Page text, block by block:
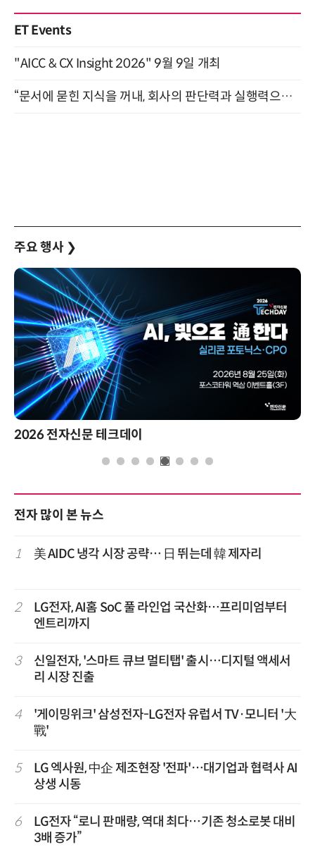
ET Events
"AICC & CX Insight 2026" 9월 9일 개최
“문서에 묻힌 지식을 꺼내, 회사의 판단력과 실행력으로 바꾸다” (8/20)
주요 행사 ❯
2026 전자신문 테크데이
전자 많이 본 뉴스
1 美 AIDC 냉각 시장 공략… 日 뛰는데 韓 제자리
2
LG전자, AI홈 SoC 풀 라인업 국산화…프리미엄부터
엔트리까지
3
신일전자, '스마트 큐브 멀티탭' 출시…디지털 액세서
리 시장 진출
4
'게이밍위크' 삼성전자-LG전자 유럽서 TV·모니터 '大
戰'
5
LG 엑사원, 中企 제조현장 '전파'…대기업과 협력사 AI
상생 시동
6
LG전자 “로니 판매량, 역대 최다…기존 청소로봇 대비
3배 증가”